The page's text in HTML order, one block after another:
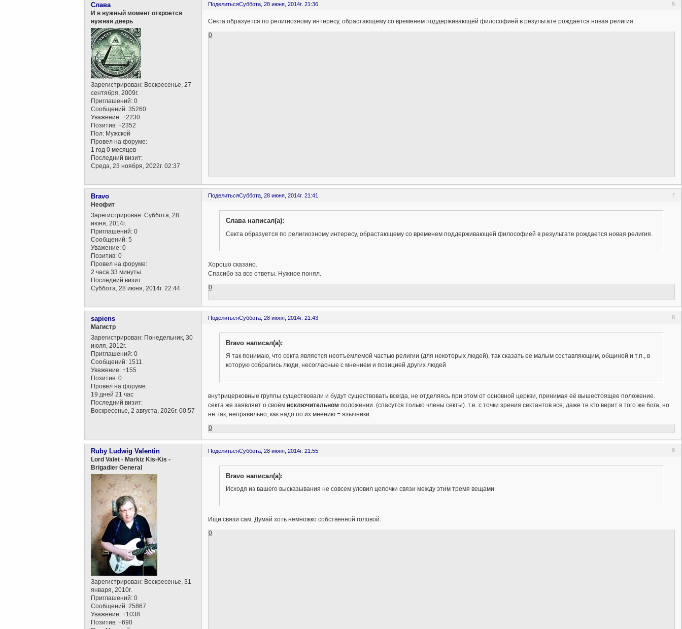
Поделиться 6
Суббота, 28 июня, 2014г. 21:36
Слава
И в нужный момент откроется
нужная дверь
Зарегистрирован: Воскресенье, 27
сентября, 2009г.
Приглашений: 0
Сообщений: 35260
Уважение: +2230
Позитив: +2352
Пол: Мужской
Провел на форуме:
1 год 0 месяцев
Последний визит:
Среда, 23 ноября, 2022г. 02:37
Секта образуется по религиозному интересу, обрастающему со временем поддерживающей философией в результате рождается новая религия.
0
Поделиться 7
Суббота, 28 июня, 2014г. 21:41
Bravo
Неофит
Зарегистрирован: Суббота, 28
июня, 2014г.
Приглашений: 0
Сообщений: 5
Уважение: 0
Позитив: 0
Провел на форуме:
2 часа 33 минуты
Последний визит:
Суббота, 28 июня, 2014г. 22:44
Слава написал(а):
Секта образуется по религиозному интересу, обрастающему со временем поддерживающей философией в результате рождается новая религия.
Хорошо сказано.
Спасибо за все ответы. Нужное понял.
0
Поделиться 8
Суббота, 28 июня, 2014г. 21:43
sapiens
Магистр
Зарегистрирован: Понедельник, 30
июля, 2012г.
Приглашений: 0
Сообщений: 1511
Уважение: +155
Позитив: 0
Провел на форуме:
19 дней 21 час
Последний визит:
Воскресенье, 2 августа, 2026г. 00:57
Bravo написал(а):
Я так понимаю, что секта является неотъемлемой частью религии (для некоторых людей), так сказать ее малым составляющим, общиной и т.п., в
которую собрались люди, несогласные с мнением и позицией других людей
внутрицерковные группы существовали и будут существовать всегда, не отделяясь при этом от основной церкви, принимая её вышестоящее положение.
секта же заявляет о своём исключительном положении. (спасутся только члены секты). т.е. с точки зрения сектантов все, даже те кто верит в того же бога, но
не так, неправильно, как надо по их мнению = язычники.
0
Поделиться 9
Суббота, 28 июня, 2014г. 21:55
Ruby Ludwig Valentin
Lord Valet - Markiz Kis-Kis -
Brigadier General
Зарегистрирован: Воскресенье, 31
января, 2010г.
Приглашений: 0
Сообщений: 25867
Уважение: +1038
Позитив: +690
Bravo написал(а):
Исходя из вашего высказывания не совсем уловил цепочки связи между этим тремя вещами
Ищи связи сам. Думай хоть немножко собственной головой.
0